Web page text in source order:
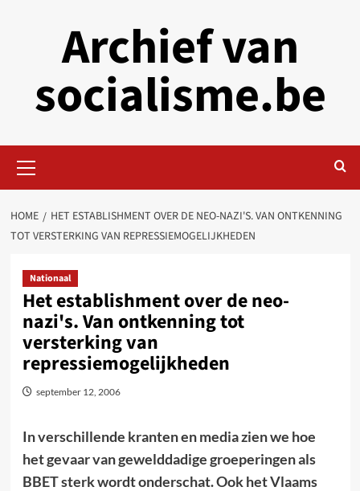
Archief van
socialisme.be
Menu
HOME
HET ESTABLISHMENT OVER DE NEO-NAZI'S. VAN ONTKENNING
TOT VERSTERKING VAN REPRESSIEMOGELIJKHEDEN
Nationaal
Het establishment over de neo-
nazi's. Van ontkenning tot
versterking van
repressiemogelijkheden
september 12, 2006
In verschillende kranten en media zien we hoe
het gevaar van gewelddadige groeperingen als
BBET sterk wordt onderschat. Ook het Vlaams